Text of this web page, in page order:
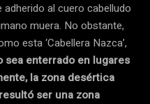
al cuero cabelludo
muera. No obstante,
esta ‘Cabellera Nazca’,
enterrado en lugares
la zona desértica
ser una zona